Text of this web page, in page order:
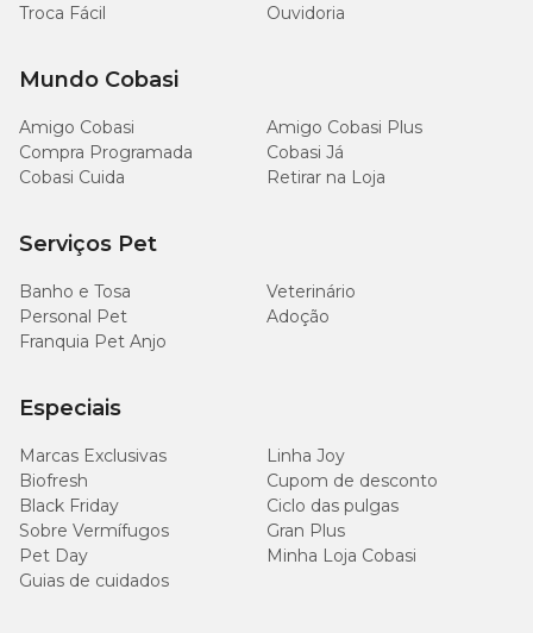
Troca Fácil
Ouvidoria
Mundo Cobasi
Amigo Cobasi
Amigo Cobasi Plus
Compra Programada
Cobasi Já
Cobasi Cuida
Retirar na Loja
Serviços Pet
Banho e Tosa
Veterinário
Personal Pet
Adoção
Franquia Pet Anjo
Especiais
Marcas Exclusivas
Linha Joy
Biofresh
Cupom de desconto
Black Friday
Ciclo das pulgas
Sobre Vermífugos
Gran Plus
Pet Day
Minha Loja Cobasi
Guias de cuidados